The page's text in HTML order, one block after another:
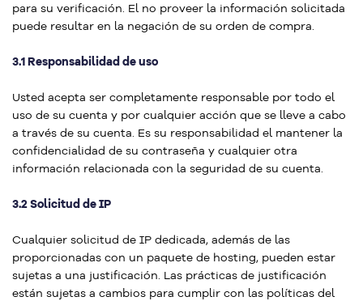
para su verificación. El no proveer la información solicitada
puede resultar en la negación de su orden de compra.
3.1 Responsabilidad de uso
Usted acepta ser completamente responsable por todo el
uso de su cuenta y por cualquier acción que se lleve a cabo
a través de su cuenta. Es su responsabilidad el mantener la
confidencialidad de su contraseña y cualquier otra
información relacionada con la seguridad de su cuenta.
3.2 Solicitud de IP
Cualquier solicitud de IP dedicada, además de las
proporcionadas con un paquete de hosting, pueden estar
sujetas a una justificación. Las prácticas de justificación
están sujetas a cambios para cumplir con las políticas del